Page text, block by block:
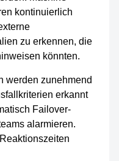
kontinuierlich
zu erkennen, die
könnten.
werden zunehmend
erkannt
Failover-
alarmieren.